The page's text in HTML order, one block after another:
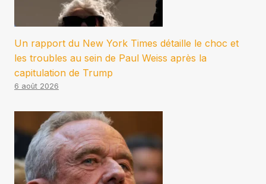
Un rapport du New York Times détaille le choc et
les troubles au sein de Paul Weiss après la
capitulation de Trump
6 août 2026